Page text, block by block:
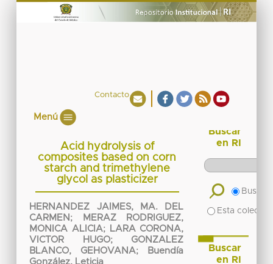
Contacto
Menú
Acid hydrolysis of
composites based on corn
starch and trimethylene
glycol as plasticizer
HERNANDEZ JAIMES, MA. DEL
CARMEN ;
MERAZ RODRIGUEZ,
MONICA ALICIA;
LARA CORONA,
VICTOR HUGO; GONZALEZ
BLANCO, GEHOVANA;
Buendía
González, Leticia
Buscar
en RI
Buscar
Esta
Buscar
en RI